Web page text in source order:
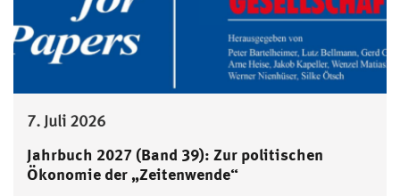
7. Juli 2026
Jahrbuch 2027 (Band 39): Zur politischen
Ökonomie der „Zeitenwende“